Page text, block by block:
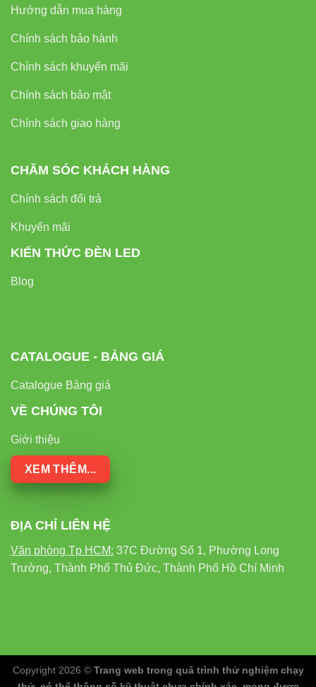
Hướng dẫn mua hàng
Chính sách bảo hành
Chính sách khuyến mãi
Chính sách bảo mật
Chính sách giao hàng
CHĂM SÓC KHÁCH HÀNG
Chính sách đổi trả
Khuyến mãi
KIẾN THỨC ĐÈN LED
Blog
CATALOGUE - BẢNG GIÁ
Catalogue Bảng giá
VỀ CHÚNG TÔI
Giới thiệu
XEM THÊM...
ĐỊA CHỈ LIÊN HỆ
Văn phòng Tp HCM: 37C Đường Số 1, Phường Long
Trường, Thành Phố Thủ Đức, Thành Phố Hồ Chí Minh
Copyright 2026 © Trang web trong quá trình thử nghiệm chạy